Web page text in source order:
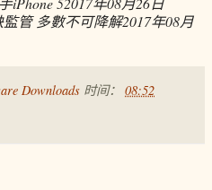
管 多數不可降解2017年08月
Downloads 时间： 08:52